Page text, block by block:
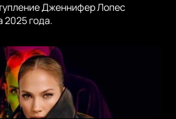
Дженнифер Лопес
2025 года.